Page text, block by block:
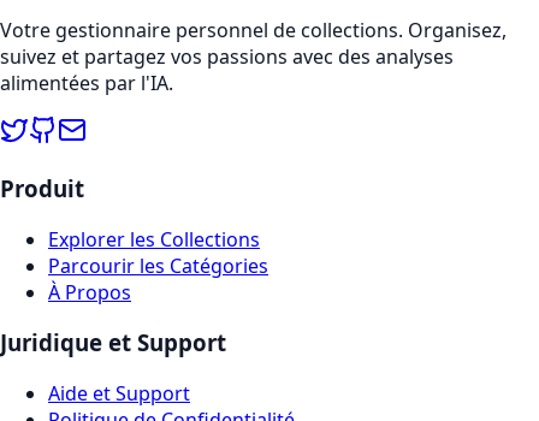
Votre gestionnaire personnel de collections. Organisez,
suivez et partagez vos passions avec des analyses
alimentées par l'IA.
Produit
Explorer les Collections
Parcourir les Catégories
À Propos
Juridique et Support
Aide et Support